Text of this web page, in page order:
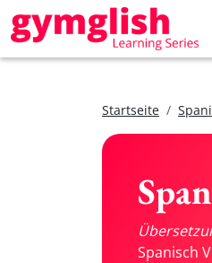
Startseite
Spanisch